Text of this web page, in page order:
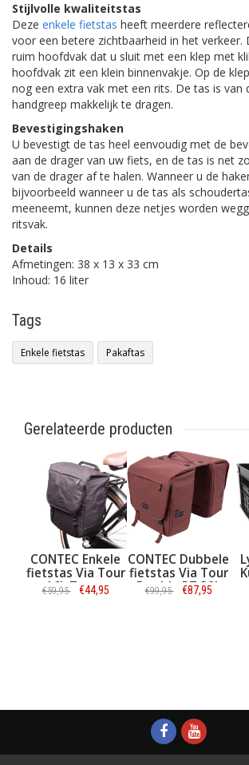
Stijlvolle kwaliteitstas
Deze enkele fietstas heeft meerdere
voor een betere zichtbaarheid in het verkeer.
ruim hoofdvak dat u sluit met een klep met
hoofdvak zit een klein binnenvakje. Op de
nog een extra vak met een rits. De tas is van
handgreep makkelijk te dragen.
Bevestigingshaken
U bevestigt de tas heel eenvoudig met de
aan de drager van uw fiets, en de tas is net
van de drager af te halen. Wanneer u de
bijvoorbeeld wanneer u de tas als
meeneemt, kunnen deze netjes worden
ritsvak.
Details
Afmetingen: 38 x 13 x 33 cm
Inhoud: 16 liter
Tags
Enkele fietstas Pakaftas
Gerelateerde producten
CONTEC Enkele
fietstas Via Tour
16L Zwart
€59,95 €44,95
CONTEC Dubbele
fietstas Via Tour
Double RT 32L
€99,95 €87,95